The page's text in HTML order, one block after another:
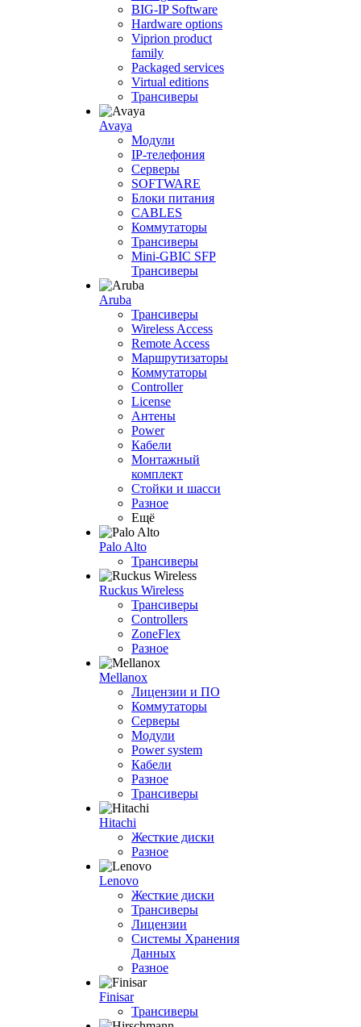
BIG-IP Software
Hardware options
Viprion product
family
Packaged services
Virtual editions
Трансиверы
Avaya
Модули
IP-телефония
Серверы
SOFTWARE
Блоки питания
CABLES
Коммутаторы
Трансиверы
Mini-GBIC SFP
Трансиверы
Aruba
Трансиверы
Wireless Access
Remote Access
Маршрутизаторы
Коммутаторы
Controller
License
Антены
Power
Кабели
Монтажный
комплект
Стойки и шасси
Разное
Ещё
Palo Alto
Трансиверы
Ruckus Wireless
Трансиверы
Controllers
ZoneFlex
Разное
Mellanox
Лицензии и ПО
Коммутаторы
Серверы
Модули
Power system
Кабели
Разное
Трансиверы
Hitachi
Жесткие диски
Разное
Lenovo
Жесткие диски
Трансиверы
Лицензии
Системы Хранения
Данных
Разное
Finisar
Трансиверы